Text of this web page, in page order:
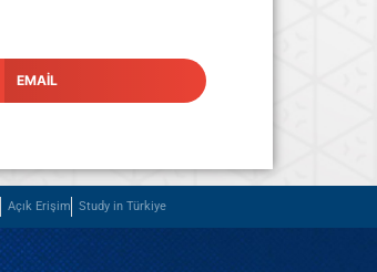
EMAIL
Açık Erişim Study in Türkiye